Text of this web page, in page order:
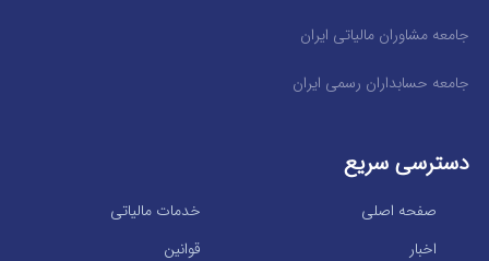
جامعه مشاوران مالیاتی ایران
جامعه حسابداران رسمی ایران
دسترسی سریع
خدمات مالیاتی
صفحه اصلی
قوانین
اخبار